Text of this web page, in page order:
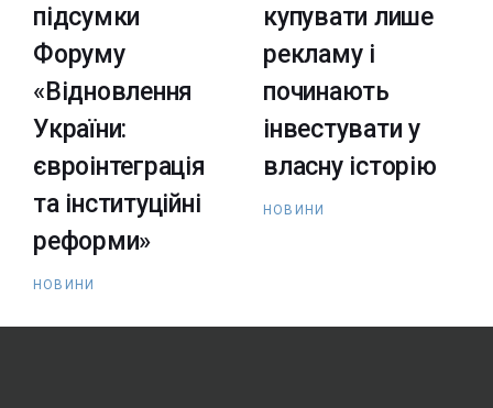
підсумки
Форуму
«Відновлення
України:
євроінтеграція
та інституційні
реформи»
НОВИНИ
купувати лише
рекламу і
починають
інвестувати у
власну історію
НОВИНИ